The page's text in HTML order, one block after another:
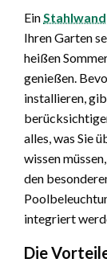
Ein
Ihren Garten
heißen
genießen.
installieren,
alles, was Sie
wissen
den
integriert
Die